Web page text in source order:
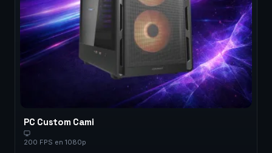
PC Custom Cami
200 FPS en 1080p